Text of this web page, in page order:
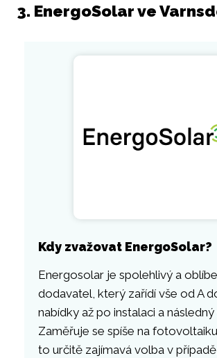
3. EnergoSolar ve
Kdy zvažovat EnergoSolar?
Energosolar je spolehlivý a
dodavatel, který zařídí vše od A
nabídky až po instalaci a následný
Zaměřuje se spíše na
to určitě zajímavá volba v